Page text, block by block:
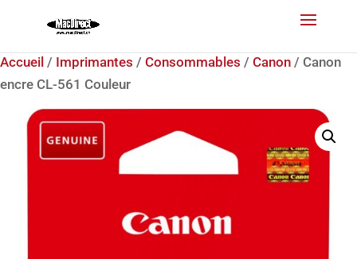
Accueil / Imprimantes / Consommables / Canon / Canon
encre CL-561 Couleur